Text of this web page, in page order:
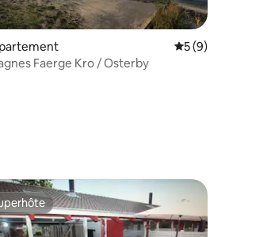
5
sur la base de 10 commentaires : 4,9 sur 5
Évaluation
5 (9)
Faerge Kro / Osterby